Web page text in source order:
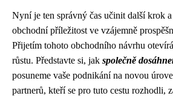
Nyní je ten správný čas učinit další krok
obchodní příležitost ve vzájemně
Přijetím tohoto obchodního návrhu
růstu. Představte si, jak společně
posuneme vaše podnikání na novou
partnerů, kteří se pro tuto cestu rozhodli,